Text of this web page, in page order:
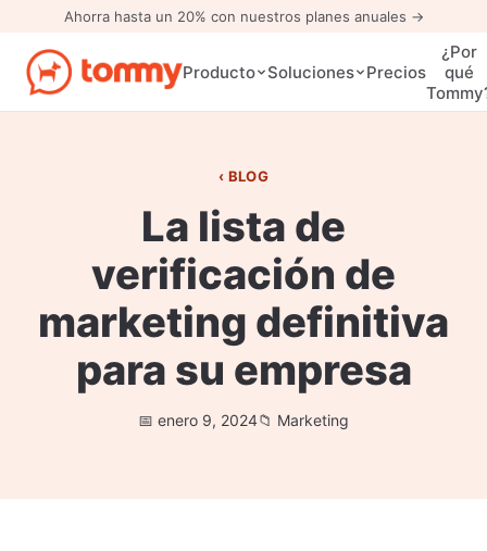
Ahorra hasta un 20% con nuestros planes anuales →
Producto Soluciones Precios
¿Por
qué
BLOG
La lista de
verificación de
marketing definitiva
para su empresa
enero 9, 2024 Marketing